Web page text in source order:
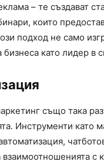
– те създават
които
подход не само
като лидер в
също така
Инструменти като
с